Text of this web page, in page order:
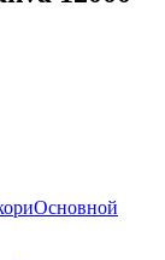
Основной